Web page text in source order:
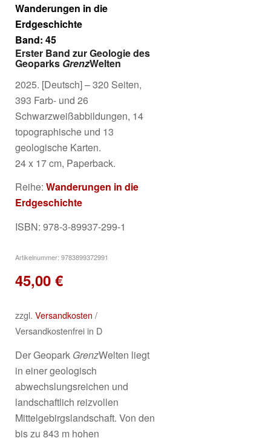
Wanderungen in die
Erdgeschichte
Band: 45
Erster Band zur Geologie des
Geoparks GrenzWelten
2025. [Deutsch] – 320 Seiten,
393 Farb- und 26
Schwarzweißabbildungen, 14
topographische und 13
geologische Karten.
24 x 17 cm, Paperback.
Reihe: Wanderungen in die
Erdgeschichte
ISBN: 978-3-89937-299-1
Artikelnummer: 9783899372991
45,00 €
zzgl. Versandkosten /
Versandkostenfrei in D
Der Geopark GrenzWelten liegt
in einer geologisch
abwechslungsreichen und
landschaftlich reizvollen
Mittelgebirgslandschaft. Von den
bis zu 843 m hohen